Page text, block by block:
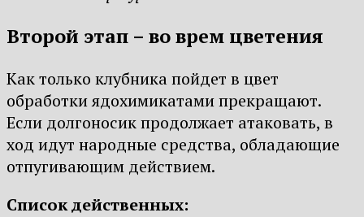
Второй этап – во врем цветения
Как только клубника пойдет в цвет
обработки ядохимикатами прекращают.
Если долгоносик продолжает атаковать, в
ход идут народные средства, обладающие
отпугивающим действием.
Список действенных: